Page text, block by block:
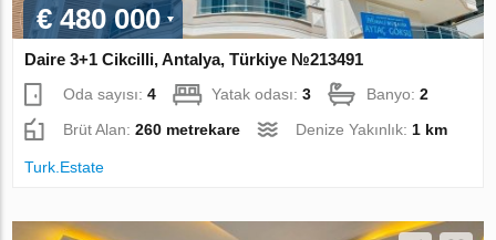
€ 480 000
Daire 3+1 Cikcilli, Antalya, Türkiye №213491
Oda sayısı:4 Yatak odası:3 Banyo:2
Brüt Alan:260 metrekare Denize Yakınlık: 1 km
Turk.Estate